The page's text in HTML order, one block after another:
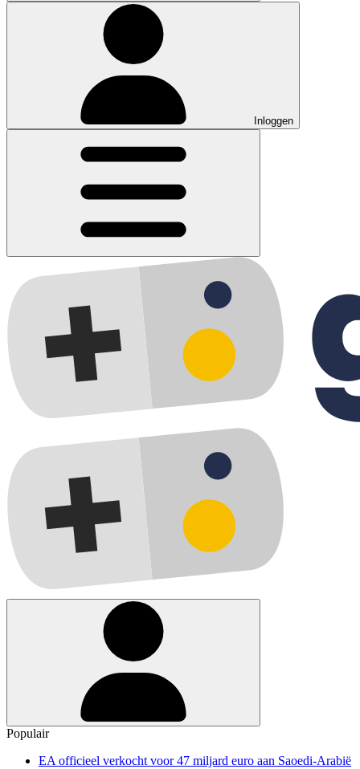
Inloggen
Populair
EA officieel verkocht voor 47 miljard euro aan Saoedi-Arabië